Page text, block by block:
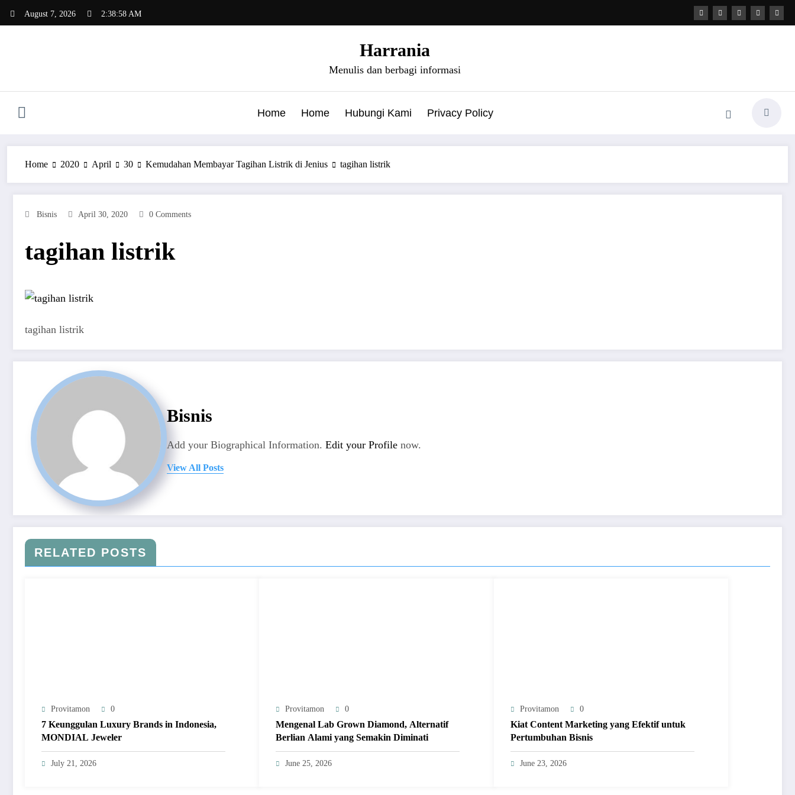
August 7, 2026 2:38:59 AM
Harrania
Menulis dan berbagi informasi
Home Home Hubungi Kami Privacy Policy
Home 2020 April 30 Kemudahan Membayar Tagihan Listrik di Jenius tagihan listrik
Bisnis April 30, 2020 0 Comments
tagihan listrik
tagihan listrik
Bisnis
Add your Biographical Information. Edit your Profile now.
View All Posts
RELATED POSTS
Provitamon 0
7 Keunggulan Luxury Brands in Indonesia,
MONDIAL Jeweler
July 21, 2026
Provitamon 0
Mengenal Lab Grown Diamond, Alternatif
Berlian Alami yang Semakin Diminati
June 25, 2026
Provitamon 0
Kiat Content Marketing yang Efektif untuk
Pertumbuhan Bisnis
June 23, 2026